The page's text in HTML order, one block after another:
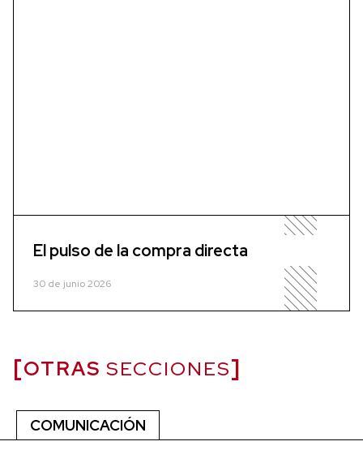
El pulso de la compra directa
30 de junio 2026
OTRAS SECCIONES
COMUNICACIÓN